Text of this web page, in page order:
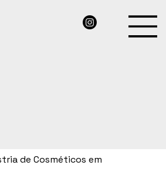
de Cosméticos em